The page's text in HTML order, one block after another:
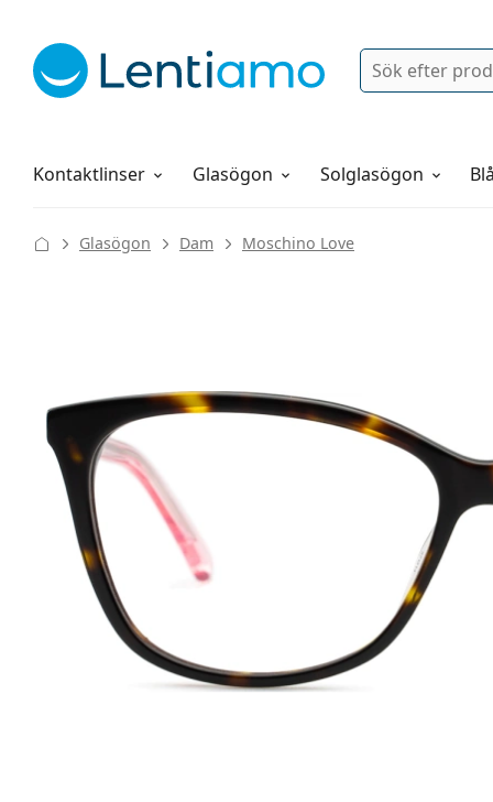
Sök
Kontaktlinser
Linsvätskor Glasögon Solglasögon
Allt om att handla hos oss
Glasögon Dam Moschino Love
40 mm
Linshöjd Linsbredd
Linsbredd